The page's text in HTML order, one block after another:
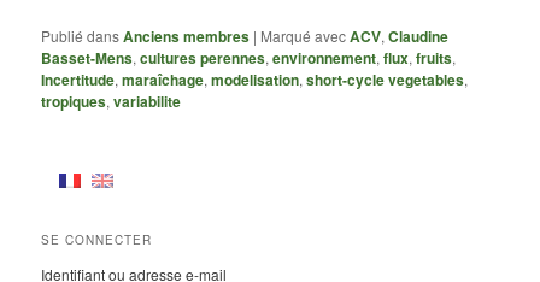
Publié dansAnciens membres | Marqué avecACV,Claudine
Basset-Mens,cultures perennes,environnement,flux,fruits,
Incertitude,maraîchage,modelisation,short-cycle vegetables,
tropiques,variabilite
SE CONNECTER
Identifiant ou adresse e-mail